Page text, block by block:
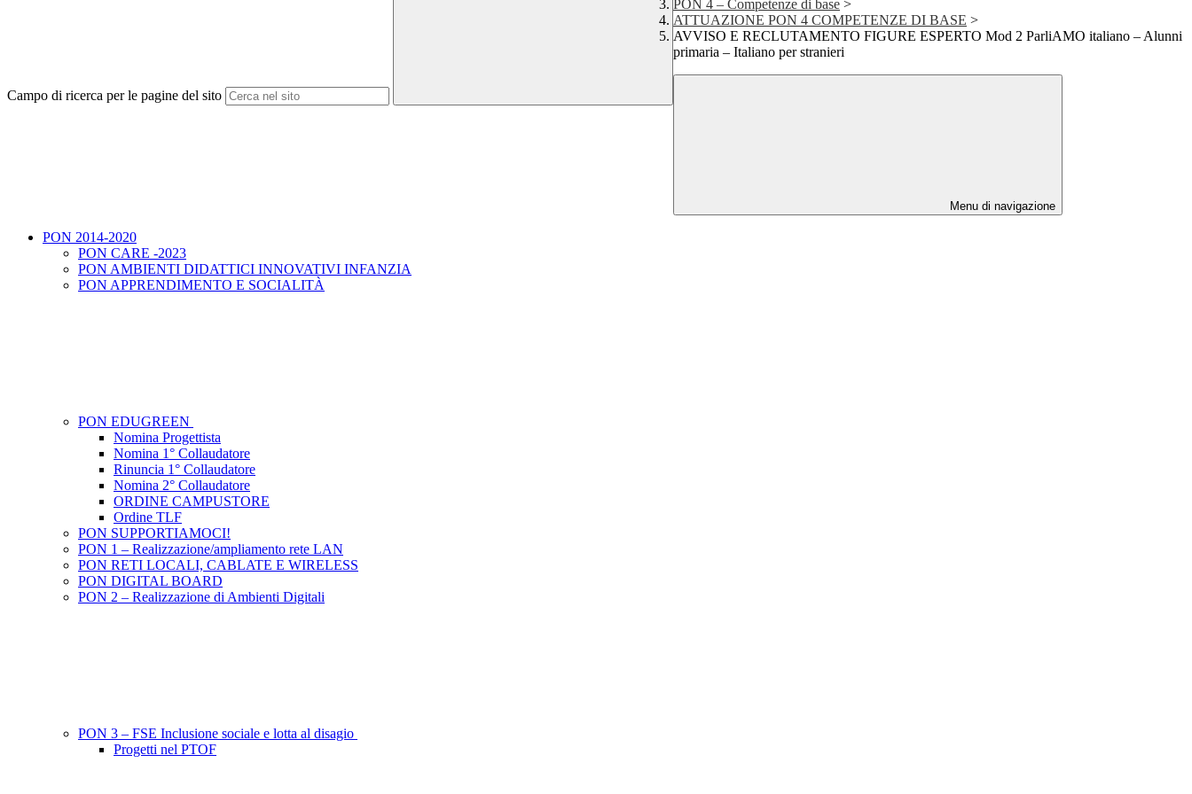
Campo di ricerca per le pagine del sito
PON 4 – Competenze di base >
ATTUAZIONE PON 4 COMPETENZE DI BASE >
AVVISO E RECLUTAMENTO FIGURE ESPERTO Mod 2 ParliAMO italiano – Alunni
primaria – Italiano per stranieri
Menu di navigazione
PON 2014-2020
PON CARE -2023
PON AMBIENTI DIDATTICI INNOVATIVI INFANZIA
PON APPRENDIMENTO E SOCIALITÀ
PON EDUGREEN
Nomina Progettista
Nomina 1° Collaudatore
Rinuncia 1° Collaudatore
Nomina 2° Collaudatore
ORDINE CAMPUSTORE
Ordine TLF
PON SUPPORTIAMOCI!
PON 1 – Realizzazione/ampliamento rete LAN
PON RETI LOCALI, CABLATE E WIRELESS
PON DIGITAL BOARD
PON 2 – Realizzazione di Ambienti Digitali
PON 3 – FSE Inclusione sociale e lotta al disagio
Progetti nel PTOF